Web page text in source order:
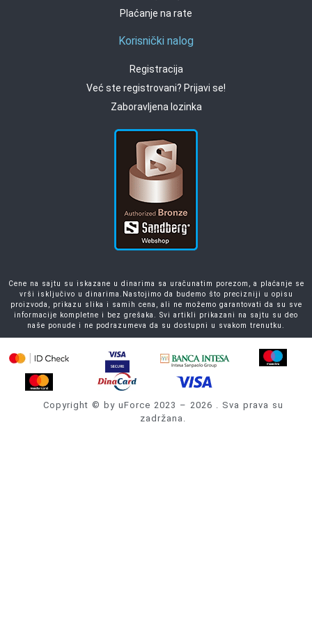
Plaćanje na rate
Korisnički nalog
Registracija
Već ste registrovani? Prijavi se!
Zaboravljena lozinka
Cene na sajtu su iskazane u dinarima sa uračunatim porezom, a plaćanje se
vrši isključivo u dinarima.Nastojimo da budemo što precizniji u opisu
proizvoda, prikazu slika i samih cena, ali ne možemo garantovati da su sve
informacije kompletne i bez grešaka. Svi artikli prikazani na sajtu su deo
naše ponude i ne podrazumeva da su dostupni u svakom trenutku.
Copyright © by uForce 2023 – 2026 . Sva prava su
zadržana.